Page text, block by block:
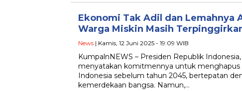
Ekonomi Tak Adil dan Lemahnya
Warga Miskin Masih
News | Kamis, 12 Juni 2025 - 19:09 WIB
KumpalnNEWS – Presiden Republik
menyatakan komitmennya untuk menghapus
Indonesia sebelum tahun 2045, bertepatan
kemerdekaan bangsa. Namun,…